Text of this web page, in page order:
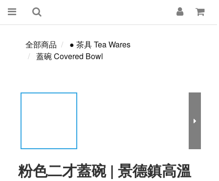
全部商品
● 茶具 Tea Wares
蓋碗 Covered Bowl
粉色二才蓋碗 | 景德鎮高溫